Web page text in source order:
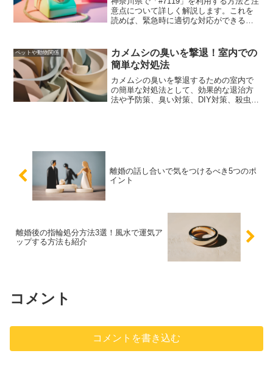
意点について詳しく解説します。これを
読めば、緊急時に適切な対応ができるよ
ペットや動物関係
カメムシの臭いを撃退！室内での
簡単な対処法
カメムシの臭いを撃退するための室内で
の簡単な対処法として、効果的な退治方
法や予防策、臭い対策、DIY対策、殺虫剤
離婚の話し合いで気をつけるべき5つのポ
イント
離婚後の指輪処分方法3選！風水で運気ア
ップする方法も紹介
コメント
コメントを書き込む